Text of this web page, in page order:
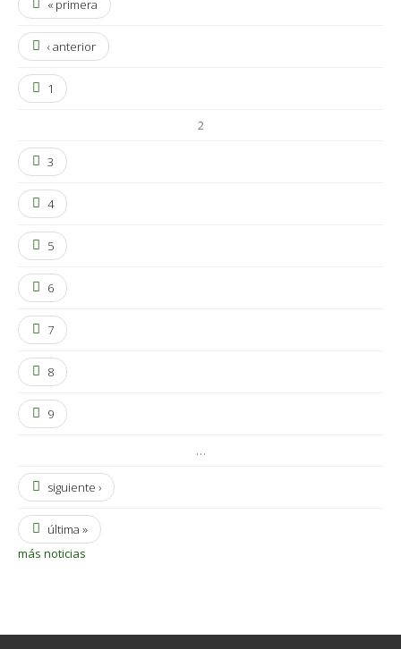
« primera
‹ anterior
1
2
3
4
5
6
7
8
9
…
siguiente ›
última »
más noticias